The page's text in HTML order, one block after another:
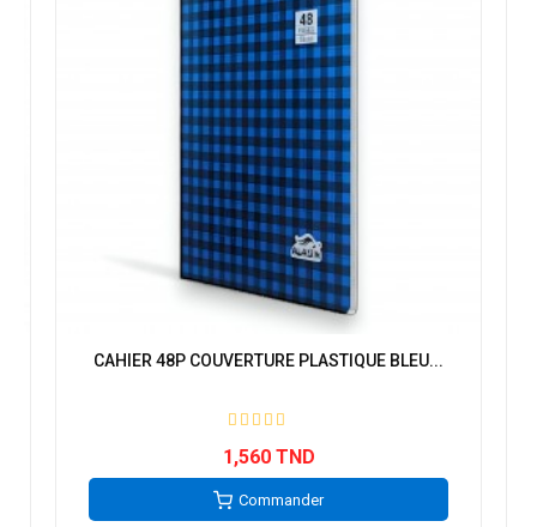
CAHIER 48P COUVERTURE PLASTIQUE BLEU...
1,560 TND
Commander